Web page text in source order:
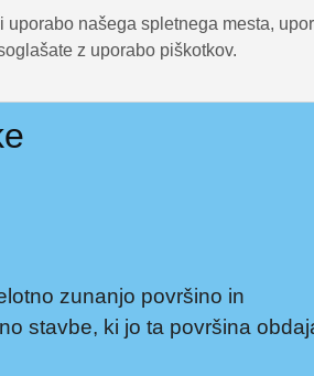
uporabo našega spletnega mesta,
z uporabo piškotkov.
zunanjo površino in
stavbe, ki jo ta površina